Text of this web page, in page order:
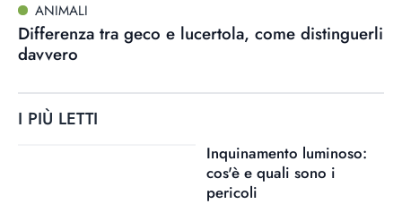
ANIMALI
Differenza tra geco e lucertola, come distinguerli
davvero
I PIÙ LETTI
Inquinamento luminoso:
cos'è e quali sono i
pericoli